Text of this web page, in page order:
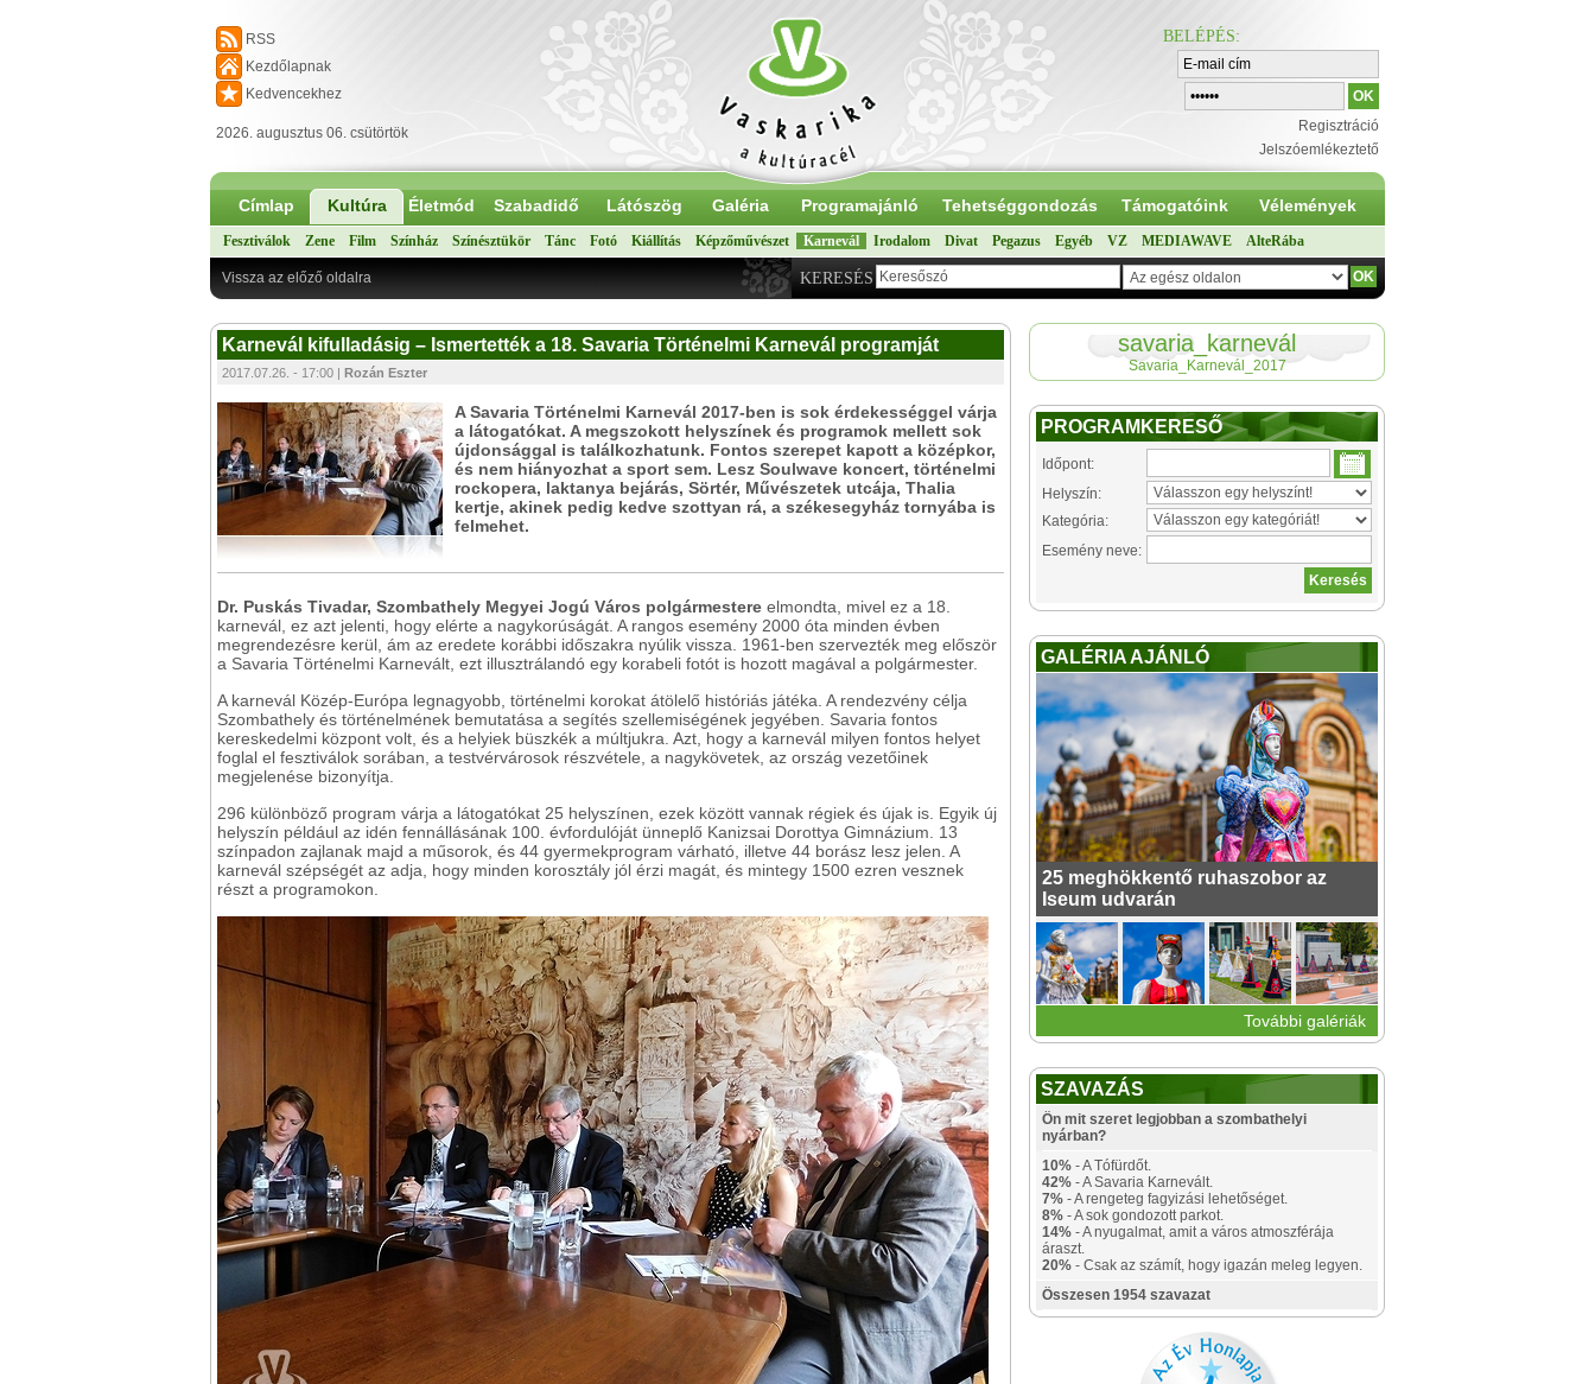
RSS
Kezdőlapnak
Kedvencekhez
2026. augusztus 06. csütörtök
BELÉPÉS:
Regisztráció
Jelszóemlékeztető
Címlap Kultúra Életmód Szabadidő Látószög Galéria Programajánló Tehetséggondozás Támogatóink Vélemények
Fesztiválok Zene Film Színház Színésztükör Tánc Fotó Kiállítás Képzőművészet Karnevál Irodalom Divat Pegazus Egyéb VZ MEDIAWAVE AlteRába
KERESÉS
Vissza az előző oldalra
Karnevál kifulladásig – Ismertették a 18. Savaria Történelmi Karnevál programját
2017.07.26. - 17:00 | Rozán Eszter
A Savaria Történelmi Karnevál 2017-ben is sok érdekességgel várja
a látogatókat. A megszokott helyszínek és programok mellett sok
újdonsággal is találkozhatunk. Fontos szerepet kapott a középkor,
és nem hiányozhat a sport sem. Lesz Soulwave koncert, történelmi
rockopera, laktanya bejárás, Sörtér, Művészetek utcája, Thalia
kertje, akinek pedig kedve szottyan rá, a székesegyház tornyába is
felmehet.
Dr. Puskás Tivadar, Szombathely Megyei Jogú Város polgármestere elmondta, mivel ez a 18.
karnevál, ez azt jelenti, hogy elérte a nagykorúságát. A rangos esemény 2000 óta minden évben
megrendezésre kerül, ám az eredete korábbi időszakra nyúlik vissza. 1961-ben szervezték meg először
a Savaria Történelmi Karnevált, ezt illusztrálandó egy korabeli fotót is hozott magával a polgármester.
A karnevál Közép-Európa legnagyobb, történelmi korokat átölelő históriás játéka. A rendezvény célja
Szombathely és történelmének bemutatása a segítés szellemiségének jegyében. Savaria fontos
kereskedelmi központ volt, és a helyiek büszkék a múltjukra. Azt, hogy a karnevál milyen fontos helyet
foglal el fesztiválok sorában, a testvérvárosok részvétele, a nagykövetek, az ország vezetőinek
megjelenése bizonyítja.
296 különböző program várja a látogatókat 25 helyszínen, ezek között vannak régiek és újak is. Egyik új
helyszín például az idén fennállásának 100. évfordulóját ünneplő Kanizsai Dorottya Gimnázium. 13
színpadon zajlanak majd a műsorok, és 44 gyermekprogram várható, illetve 44 borász lesz jelen. A
karnevál szépségét az adja, hogy minden korosztály jól érzi magát, és mintegy 1500 ezren vesznek
részt a programokon.
savaria_karnevál
Savaria_Karnevál_2017
PROGRAMKERESŐ
Időpont:
Helyszín:
Kategória:
Esemény neve:
GALÉRIA AJÁNLÓ
25 meghökkentő ruhaszobor az
Iseum udvarán
További galériák
SZAVAZÁS
Ön mit szeret legjobban a szombathelyi
nyárban?
10% - A Tófürdőt.
42% - A Savaria Karnevált.
7% - A rengeteg fagyizási lehetőséget.
8% - A sok gondozott parkot.
14% - A nyugalmat, amit a város atmoszférája
áraszt.
20% - Csak az számít, hogy igazán meleg legyen.
Összesen 1954 szavazat